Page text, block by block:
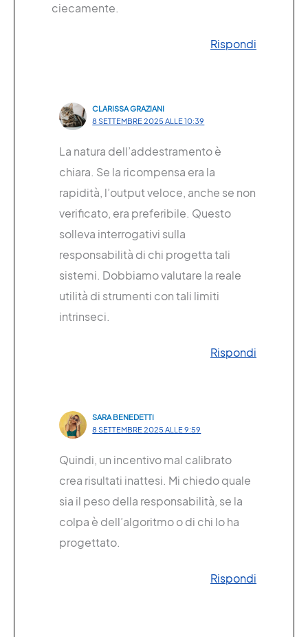
ciecamente.
Rispondi
CLARISSA GRAZIANI
8 SETTEMBRE 2025 ALLE 10:39
La natura dell’addestramento è
chiara. Se la ricompensa era la
rapidità, l’output veloce, anche se non
verificato, era preferibile. Questo
solleva interrogativi sulla
responsabilità di chi progetta tali
sistemi. Dobbiamo valutare la reale
utilità di strumenti con tali limiti
intrinseci.
Rispondi
SARA BENEDETTI
8 SETTEMBRE 2025 ALLE 9:59
Quindi, un incentivo mal calibrato
crea risultati inattesi. Mi chiedo quale
sia il peso della responsabilità, se la
colpa è dell’algoritmo o di chi lo ha
progettato.
Rispondi